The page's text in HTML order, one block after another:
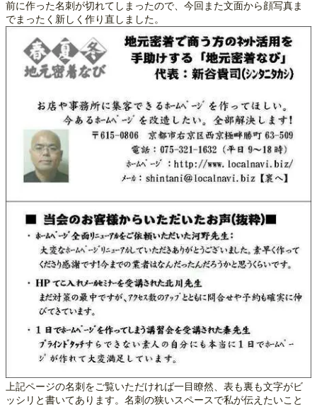
前に作った名刺が切れてしまったので、今回また文面から顔写真ま
でまったく新しく作り直しました。
上記ページの名刺をご覧いただければ一目瞭然、表も裏も文字がビ
ッシリと書いてあります。名刺の狭いスペースで私が伝えたいこと